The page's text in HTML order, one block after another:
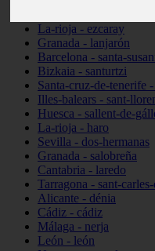
La-rioja - ezcaray
Granada - lanjarón
Barcelona - santa-
Bizkaia - santurtzi
Santa-cruz-de-tenerife
Illes-balears - sant-
Huesca - sallent-de-
La-rioja - haro
Sevilla - dos-hermanas
Granada - salobreña
Cantabria - laredo
Tarragona - sant-
Alicante - dénia
Cádiz - cádiz
Málaga - nerja
León - león